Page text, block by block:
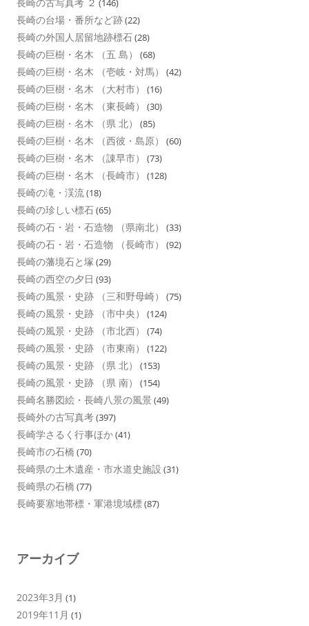
(146)
長崎の台場・番所など跡(22)
長崎の外国人居留地跡標石(28)
長崎の巨樹・名木 （五 島） (68)
長崎の巨樹・名木 （壱岐・対馬） (42)
長崎の巨樹・名木 （大村市） (16)
長崎の巨樹・名木 （東長崎） (30)
長崎の巨樹・名木 （県 北） (85)
長崎の巨樹・名木 （西彼・島原） (60)
長崎の巨樹・名木 （諌早市） (73)
長崎の巨樹・名木 （長崎市） (128)
長崎の滝・渓流(18)
長崎の珍しい標石(65)
長崎の石・岩・石造物 （県南北） (33)
長崎の石・岩・石造物 （長崎市） (92)
長崎の藩境石と塚 (29)
長崎の西空の夕日 (93)
長崎の風景・史跡 （三和野母崎） (75)
長崎の風景・史跡 （市中央） (124)
長崎の風景・史跡 （市北西） (74)
長崎の風景・史跡 （市東南） (122)
長崎の風景・史跡 （県 北） (153)
長崎の風景・史跡 （県 南） (154)
長崎名勝図絵・長崎八景の風景 (49)
長崎外の古写真考(397)
長崎学さるく行事ほか(41)
長崎市の石橋 (70)
長崎県の土木遺産・市水道史施設 (31)
長崎県の石橋 (77)
長崎要塞地帯標・軍港境域標(87)
アーカイブ
2023年3月 (1)
2019年11月 (1)